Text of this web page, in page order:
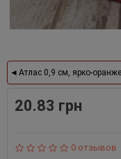
Атлас 0,9 см, ярко-
20.83 грн
0 отзывов